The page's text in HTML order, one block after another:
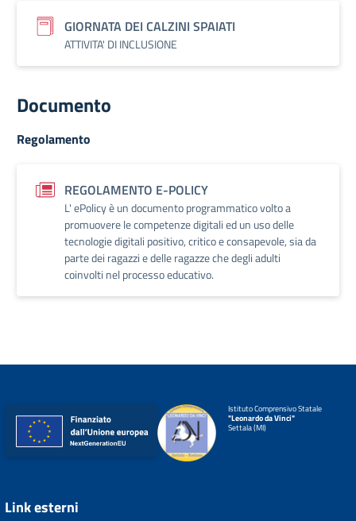
GIORNATA DEI CALZINI SPAIATI
ATTIVITA' DI INCLUSIONE
Documento
Regolamento
REGOLAMENTO E-POLICY
L' ePolicy è un documento programmatico volto a
promuovere le competenze digitali ed un uso delle
tecnologie digitali positivo, critico e consapevole, sia da
parte dei ragazzi e delle ragazze che degli adulti
coinvolti nel processo educativo.
Istituto Comprensivo Statale
"Leonardo da Vinci"
Settala (MI)
Link esterni